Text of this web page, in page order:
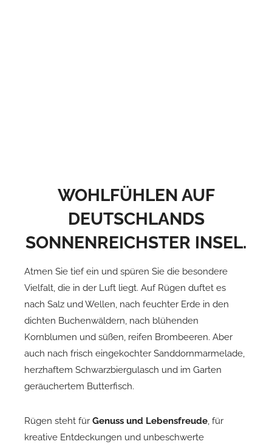
WOHLFÜHLEN AUF
DEUTSCHLANDS
SONNENREICHSTER INSEL.
Atmen Sie tief ein und spüren Sie die besondere
Vielfalt, die in der Luft liegt. Auf Rügen duftet es
nach Salz und Wellen, nach feuchter Erde in den
dichten Buchenwäldern, nach blühenden
Kornblumen und süßen, reifen Brombeeren. Aber
auch nach frisch eingekochter Sanddornmarmelade,
herzhaftem Schwarzbiergulasch und im Garten
geräuchertem Butterfisch.
Rügen steht für Genuss und Lebensfreude, für
kreative Entdeckungen und unbeschwerte